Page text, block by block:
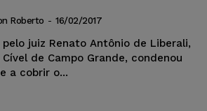
Roberto - 16/02/2017
juiz Renato Antônio de Liberali,
de Campo Grande, condenou
a cobrir o...